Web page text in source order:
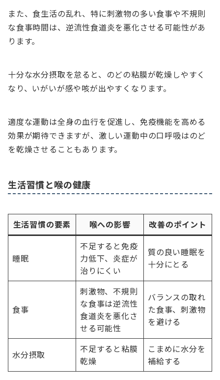
また、食生活の乱れ、特に刺激物の多い食事や不規則
な食事時間は、逆流性食道炎を悪化させる可能性があ
ります。
十分な水分摂取を怠ると、のどの粘膜が乾燥しやすく
なり、いがいが感や咳が出やすくなります。
適度な運動は全身の血行を促進し、免疫機能を高める
効果が期待できますが、激しい運動中の口呼吸はのど
を乾燥させることもあります。
生活習慣と喉の健康
生活習慣の要素 喉への影響 改善のポイント
睡眠
不足すると免疫
力低下、炎症が
治りにくい
質の良い睡眠を
十分にとる
食事
刺激物、不規則
な食事は逆流性
食道炎を悪化さ
せる可能性
バランスの取れ
た食事、刺激物
を避ける
水分摂取
不足すると粘膜
乾燥
こまめに水分を
補給する